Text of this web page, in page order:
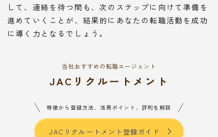
して、連絡を待つ間も、次のステップに向けて準備を
進めていくことが、結果的にあなたの転職活動を成功
に導く力となるでしょう。
当社おすすめの転職エージェント
JACリクルートメント
特徴から登録方法、活用ポイント、評判を解説
JACリクルートメント登録ガイド